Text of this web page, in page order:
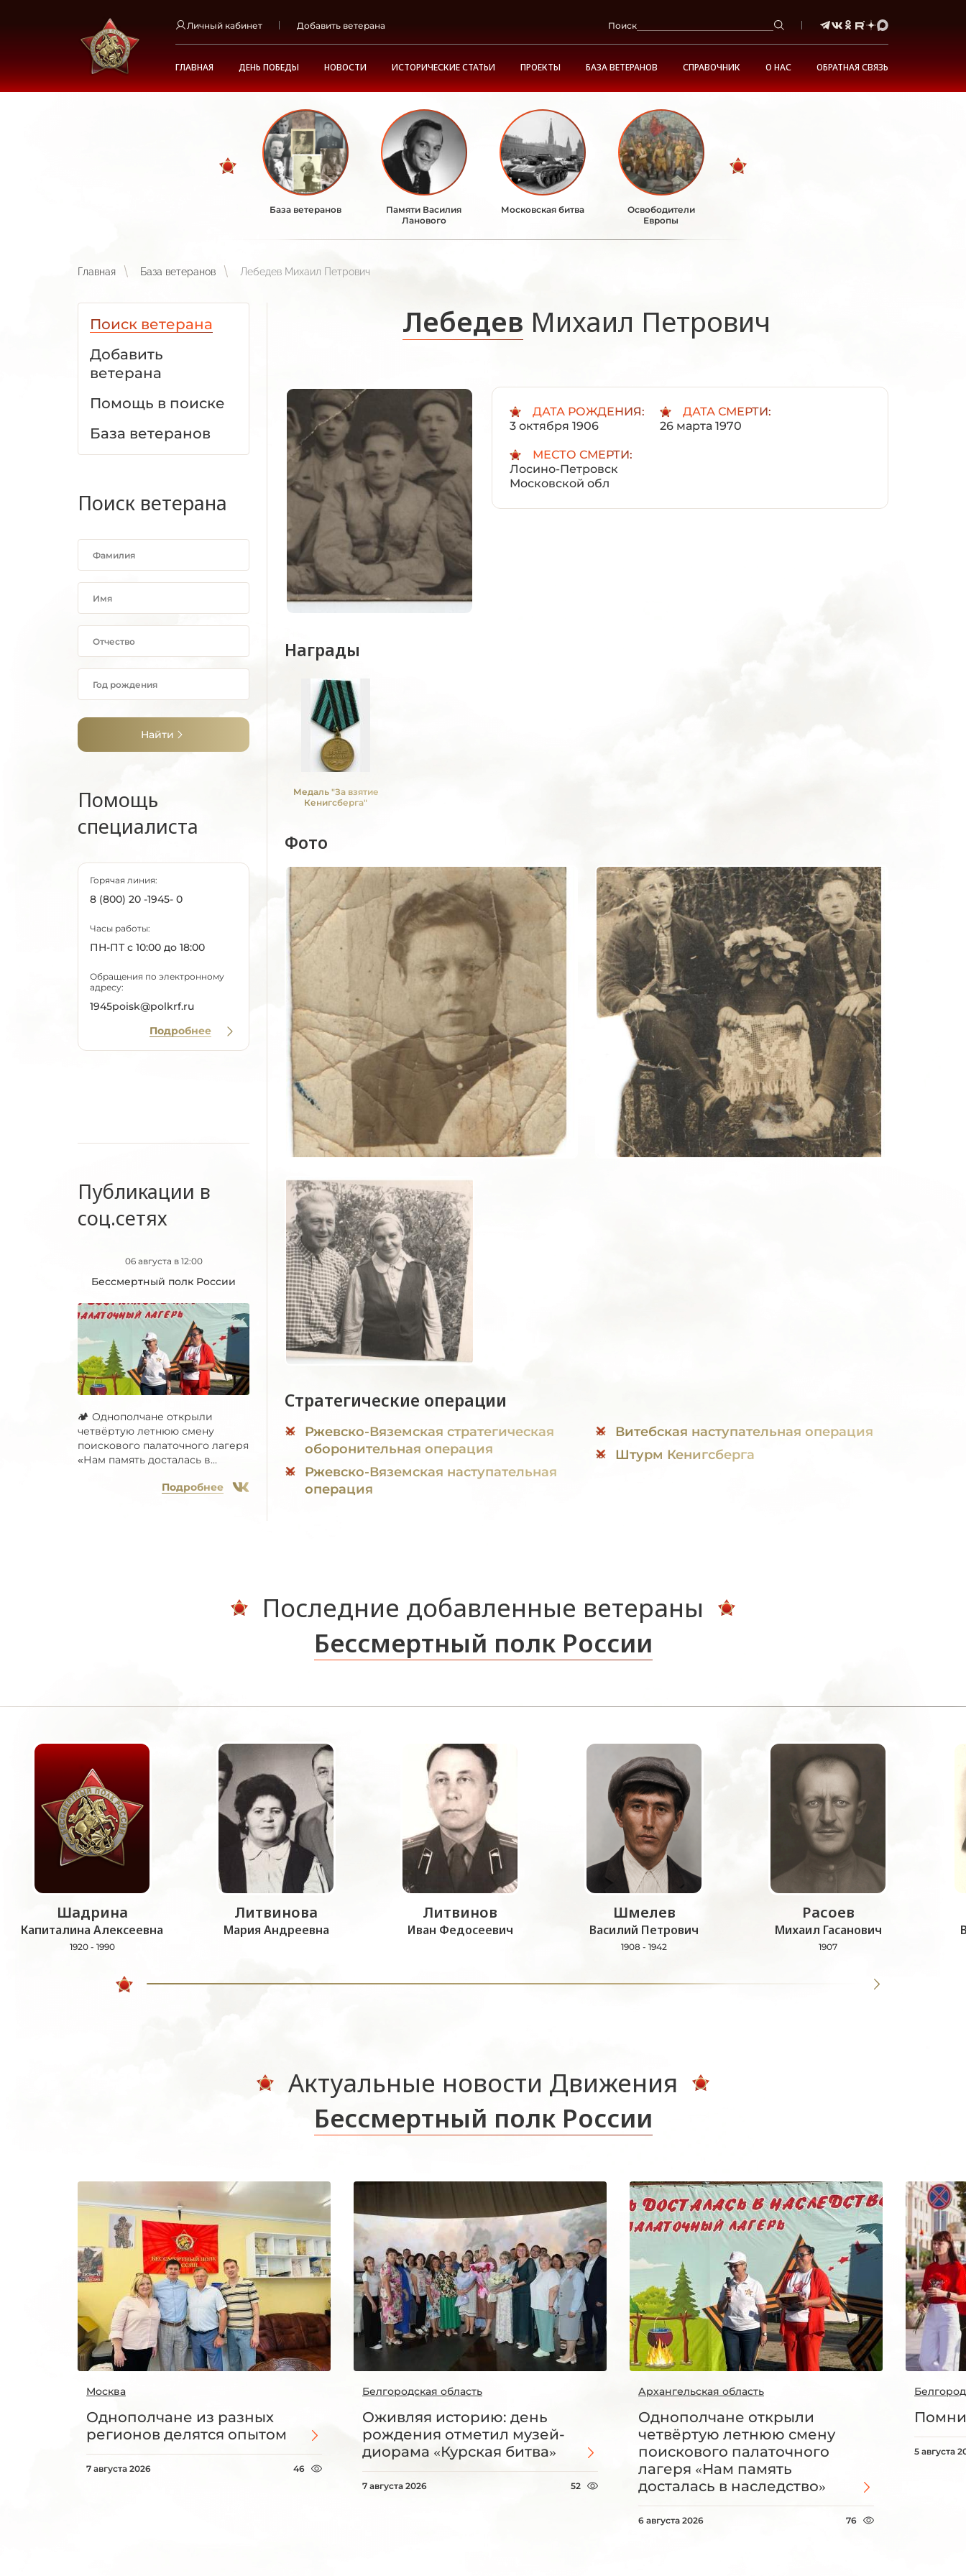
Личный кабинет Добавить ветерана Поиск
ГЛАВНАЯ ДЕНЬ ПОБЕДЫ НОВОСТИ ИСТОРИЧЕСКИЕ СТАТЬИ ПРОЕКТЫ БАЗА ВЕТЕРАНОВ СПРАВОЧНИК О НАС ОБРАТНАЯ СВЯЗЬ
База ветеранов
Памяти Василия
Ланового
Московская битва
Освободители
Европы
Главная База ветеранов Лебедев Михаил Петрович
Поиск ветерана
Добавить
ветерана
Помощь в поиске
База ветеранов
Поиск ветерана
Найти
Помощь
специалиста
Горячая линия:
8 (800) 20 -1945- 0
Часы работы:
ПН-ПТ с 10:00 до 18:00
Обращения по электронному
адресу:
1945poisk@polkrf.ru
Подробнее
Публикации в
соц.сетях
06 августа в 12:00
Бессмертный полк России
🏕 Однополчане открыли
четвёртую летнюю смену
поискового палаточного лагеря
«Нам память досталась в...
Подробнее
Лебедев Михаил Петрович
ДАТА РОЖДЕНИЯ:
3 октября 1906
ДАТА СМЕРТИ:
26 марта 1970
МЕСТО СМЕРТИ:
Лосино-Петровск
Московской обл
Награды
Медаль "За взятие
Кенигсберга"
Фото
Стратегические операции
Ржевско-Вяземская стратегическая
оборонительная операция
Ржевско-Вяземская наступательная
операция
Витебская наступательная операция
Штурм Кенигсберга
Последние добавленные ветераны
Бессмертный полк России
Шадрина
Капиталина Алексеевна
1920 - 1990
Литвинова
Мария Андреевна
Литвинов
Иван Федосеевич
Шмелев
Василий Петрович
1908 - 1942
Расоев
Михаил Гасанович
1907
Актуальные новости Движения
Бессмертный полк России
Москва
Однополчане из разных
регионов делятся опытом
7 августа 2026 46
Белгородская область
Оживляя историю: день
рождения отметил музей-
диорама «Курская битва»
7 августа 2026 52
Архангельская область
Однополчане открыли
четвёртую летнюю смену
поискового палаточного
лагеря «Нам память
досталась в наследство»
6 августа 2026 76
5 августа